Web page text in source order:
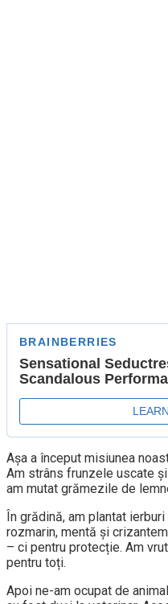
Așa a început misiunea
Am strâns frunzele uscate
am mutat grămezile de
În grădină, am plantat
rozmarin, mentă și
– ci pentru protecție. Am
pentru toți.
Apoi ne-am ocupat de